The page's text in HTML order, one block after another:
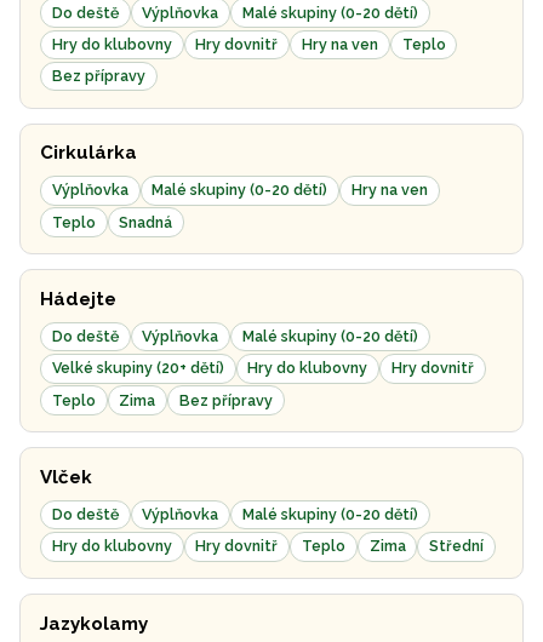
Do deště Výplňovka
Malé skupiny (0-20 dětí)
Hry do klubovny
Hry dovnitř Hry na ven
Teplo
Bez přípravy
Cirkulárka
Výplňovka Malé skupiny (0-20 dětí)
Hry na ven
Teplo
Snadná
Hádejte
Do deště Výplňovka
Malé skupiny (0-20 dětí)
Velké skupiny (20+ dětí)
Hry do klubovny
Hry dovnitř
Teplo
Zima Bez přípravy
Vlček
Do deště Výplňovka
Malé skupiny (0-20 dětí)
Hry do klubovny
Hry dovnitř Teplo Zima Střední
Jazykolamy